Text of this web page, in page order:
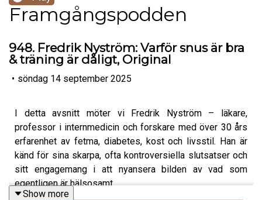
Framgångspodden
948. Fredrik Nyström: Varför snus är bra
& träning är dåligt, Original
• söndag 14 september 2025
I detta avsnitt möter vi Fredrik Nyström – läkare,
professor i internmedicin och forskare med över 30 års
erfarenhet av fetma, diabetes, kost och livsstil. Han är
känd för sina skarpa, ofta kontroversiella slutsatser och
sitt engagemang i att nyansera bilden av vad som
egentligen är hälsosamt.
Show more